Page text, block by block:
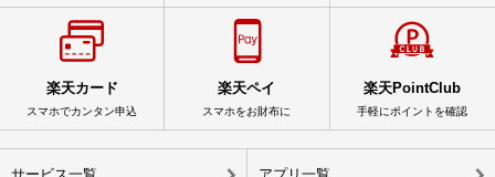
楽天カード
スマホでカンタン申込
楽天ペイ
スマホをお財布に
楽天PointClub
手軽にポイントを確認